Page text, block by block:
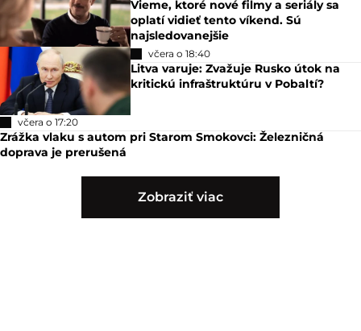
Vieme, ktoré nové filmy a seriály sa
oplatí vidieť tento víkend. Sú
najsledovanejšie
včera o 18:40
Litva varuje: Zvažuje Rusko útok na
kritickú infraštruktúru v Pobaltí?
včera o 17:20
Zrážka vlaku s autom pri Starom Smokovci: Železničná
doprava je prerušená
Zobraziť viac